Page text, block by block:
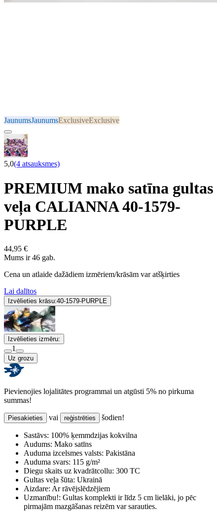
JaunumsJaunumsExclusiveExclusive
5,0(4 atsauksmes)
PREMIUM mako satīna gultas
veļa CALIANNA 40-1579-
PURPLE
44,95 €
Mums ir 46 gab.
Cena un atlaide dažādiem izmēriem/krāsām var atšķirties
Lai dalītos
Izvēlieties krāsu:40-1579-PURPLE
Izvēlieties izmēru:
1
Uz grozu
Pievienojies lojalitātes programmai un atgūsti 5% no pirkuma
summas!
Piesakieties vai reģistrēties šodien!
Sastāvs: 100% ķemmdzijas kokvilna
Audums: Mako satīns
Auduma izcelsmes valsts: Pakistāna
Auduma svars: 115 g/m²
Diegu skaits uz kvadrātcollu: 300 TC
Gultas veļa šūta: Ukrainā
Aizdare: Ar rāvējslēdzējiem
Uzmanību!: Gultas komplekti ir līdz 5 cm lielāki, jo pēc
pirmajām mazgāšanas reizēm var sarauties.